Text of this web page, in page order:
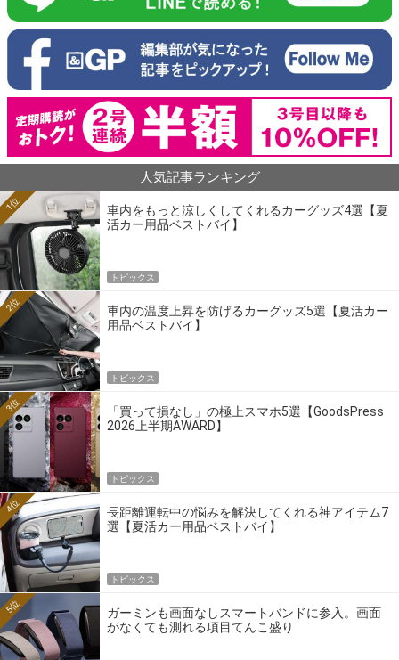
人気記事ランキング
車内をもっと涼しくしてくれるカーグッズ4選【夏
活カー用品ベストバイ】
1位
トピックス
車内の温度上昇を防げるカーグッズ5選【夏活カー
用品ベストバイ】
2位
トピックス
「買って損なし」の極上スマホ5選【GoodsPress
2026上半期AWARD】
3位
トピックス
長距離運転中の悩みを解決してくれる神アイテム7
選【夏活カー用品ベストバイ】
4位
トピックス
ガーミンも画面なしスマートバンドに参入。画面
がなくても測れる項目てんこ盛り
5位